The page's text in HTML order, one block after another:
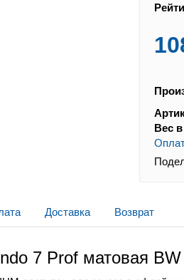
Вес в
Доставка Возврат
7 Prof матовая